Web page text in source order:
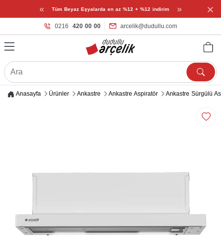
« Tüm Beyaz Eşyalarda en az %12 + %12 indirim » ×
0216 420 00 00 arcelik@dudullu.com
Anasayfa Ürünler Ankastre Ankastre Aspiratör Ankastre Sürgülü